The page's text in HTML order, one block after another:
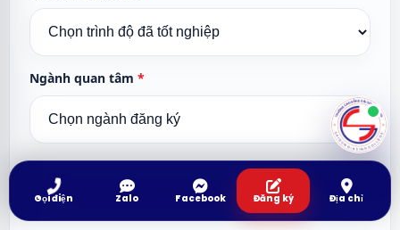
Gọi điện Zalo Facebook Đăng ký Địa chỉ
Ngành quan tâm *
Nhà trường chỉ dùng thông tin của bạn để tư vấn tuyển
sinh, hướng dẫn ngành học và hỗ trợ hồ sơ nhập học.